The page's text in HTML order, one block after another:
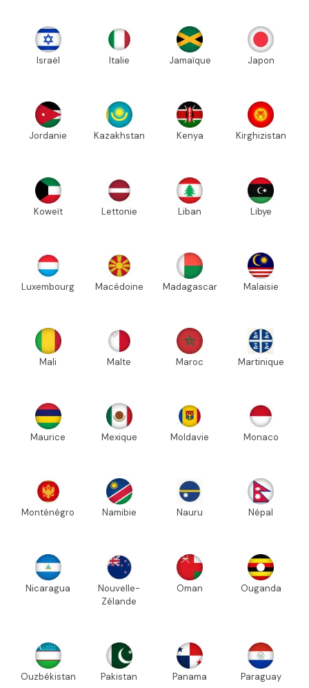
Israël Italie Jamaïque Japon
Jordanie Kazakhstan Kenya Kirghizistan
Koweït Lettonie Liban Libye
Luxembourg Macédoine Madagascar Malaisie
Mali Malte Maroc Martinique
Maurice Mexique Moldavie Monaco
Monténégro Namibie Nauru Népal
Nicaragua
Nouvelle-
Zélande
Oman Ouganda
Ouzbékistan Pakistan Panama Paraguay